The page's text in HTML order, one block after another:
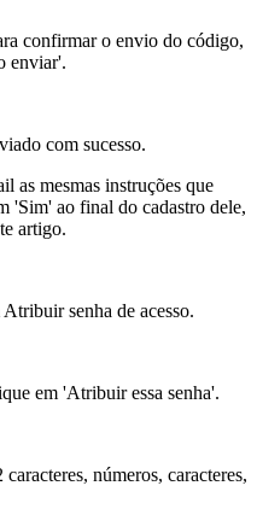
confirmar o envio do código,
enviar'.
com sucesso.
as mesmas instruções que
'Sim' ao final do cadastro dele,
artigo.
senha de acesso.
em 'Atribuir essa senha'.
números, caracteres,